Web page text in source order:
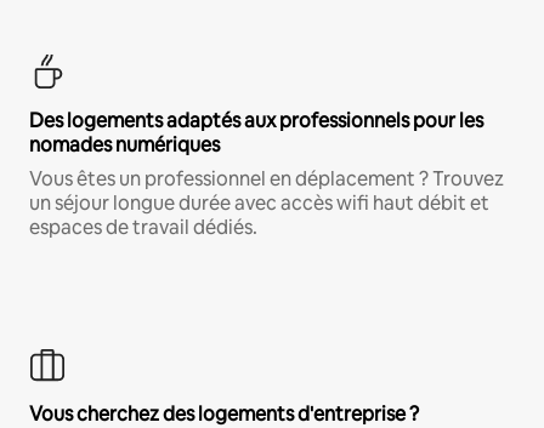
Des logements adaptés aux professionnels pour les
nomades numériques
Vous êtes un professionnel en déplacement ? Trouvez
un séjour longue durée avec accès wifi haut débit et
espaces de travail dédiés.
Vous cherchez des logements d'entreprise ?